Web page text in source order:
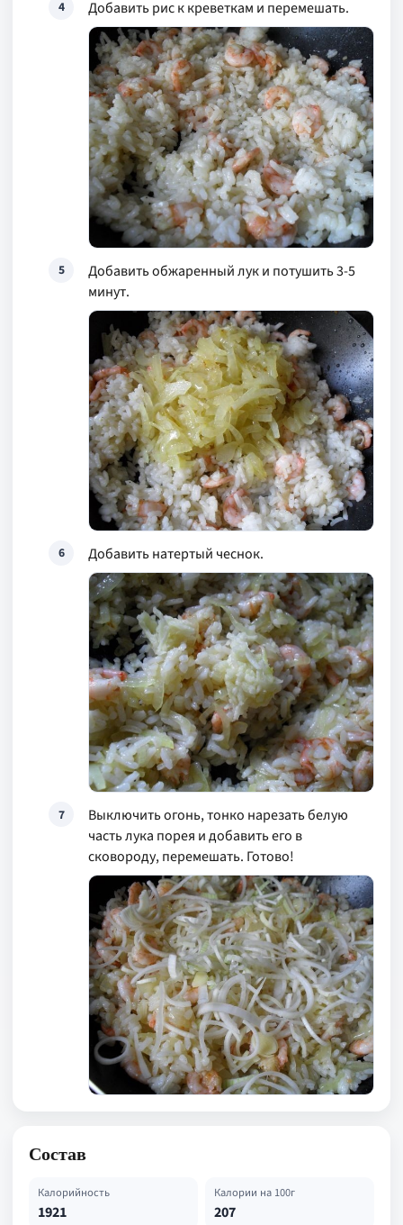
4 Добавить рис к креветкам и перемешать.
5
Добавить обжаренный лук и потушить 3-5
минут.
6 Добавить натертый чеснок.
7
Выключить огонь, тонко нарезать белую
часть лука порея и добавить его в
сковороду, перемешать. Готово!
Состав
Калорийность
1921
Калории на 100г
207